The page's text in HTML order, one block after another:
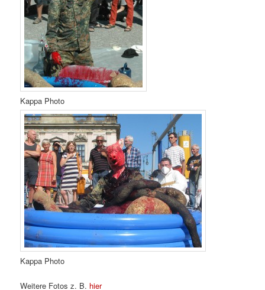
Kappa Photo
Kappa Photo
Weitere Fotos z. B. hier